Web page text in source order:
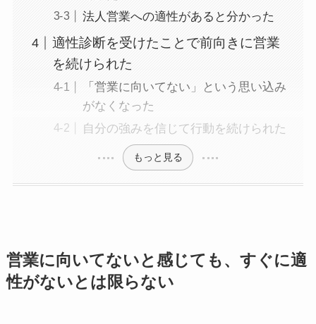
法人営業への適性があると分かった
適性診断を受けたことで前向きに営業
を続けられた
「営業に向いてない」という思い込み
がなくなった
自分の強みを信じて行動を続けられた
もっと見る
営業に向いてないと感じても、すぐに適
性がないとは限らない